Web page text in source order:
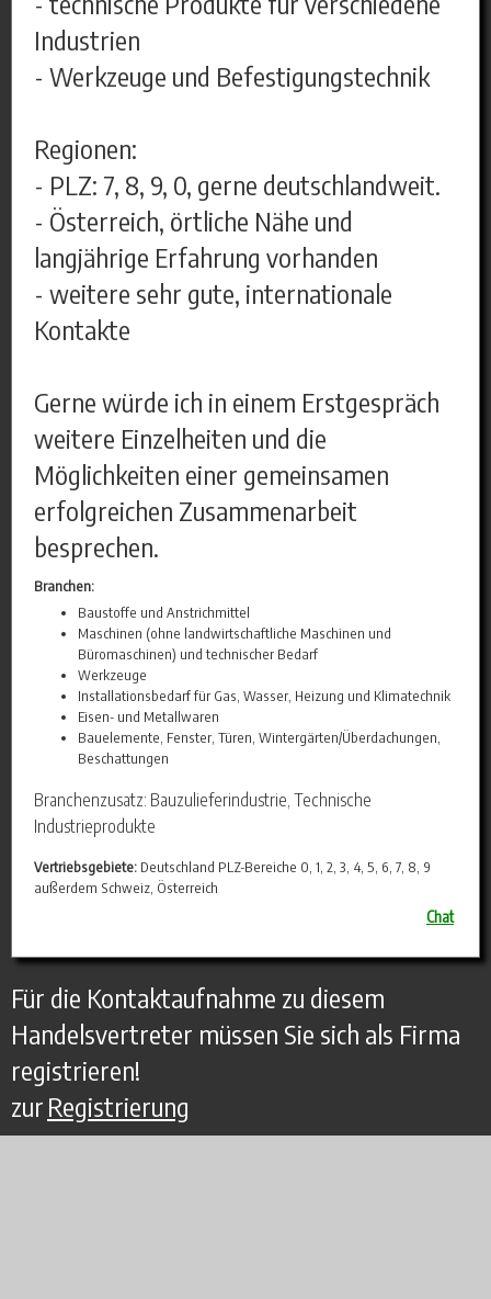
Industrien
- Werkzeuge und Befestigungstechnik
Regionen:
- PLZ: 7, 8, 9, 0, gerne deutschlandweit.
- Österreich, örtliche Nähe und
langjährige Erfahrung vorhanden
- weitere sehr gute, internationale
Kontakte
Gerne würde ich in einem Erstgespräch
weitere Einzelheiten und die
Möglichkeiten einer gemeinsamen
erfolgreichen Zusammenarbeit
besprechen.
Branchen:
Baustoffe und Anstrichmittel
Maschinen (ohne landwirtschaftliche Maschinen und
Büromaschinen) und technischer Bedarf
Werkzeuge
Installationsbedarf für Gas, Wasser, Heizung und Klimatechnik
Eisen- und Metallwaren
Bauelemente, Fenster, Türen, Wintergärten/Überdachungen,
Beschattungen
Branchenzusatz: Bauzulieferindustrie, Technische
Industrieprodukte
Vertriebsgebiete: Deutschland PLZ-Bereiche 0, 1, 2, 3, 4, 5, 6, 7, 8, 9
außerdem Schweiz, Österreich
Chat
Für die Kontaktaufnahme zu diesem
Handelsvertreter müssen Sie sich als Firma
registrieren!
zur Registrierung